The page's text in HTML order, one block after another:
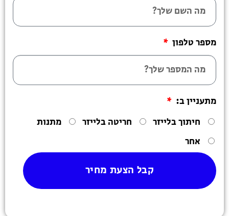
מספר טלפון
מתעניין ב:
חיתוך בלייזר
חריטה בלייזר
מתנות
אחר
קבל הצעת מחיר